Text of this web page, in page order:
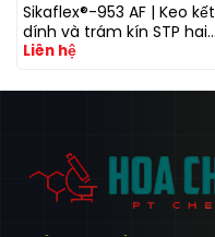
Sikaflex®-953 AF | Keo kết
dính và trám kín STP hai
thành phần kháng nấm
Liên hệ